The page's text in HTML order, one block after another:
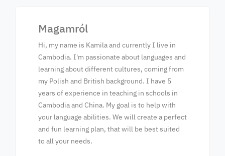
Magamról
Hi, my name is Kamila and currently I live in
Cambodia. I'm passionate about languages and
learning about different cultures, coming from
my Polish and British background. I have 5
years of experience in teaching in schools in
Cambodia and China. My goal is to help with
your language abilities. We will create a perfect
and fun learning plan, that will be best suited
to all your needs.